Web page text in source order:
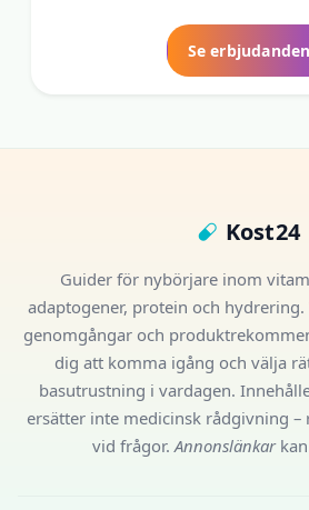
Se erbjudanden
Kost24
Guider för nybörjare inom
adaptogener, protein och
genomgångar och
dig att komma igång och välja
basutrustning i vardagen.
ersätter inte medicinsk rådgivning
vid frågor.Annonslänkarkan